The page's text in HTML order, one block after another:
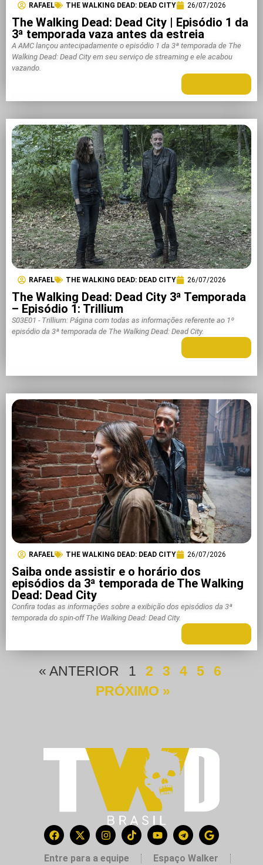
RAFAEL THE WALKING DEAD: DEAD CITY 26/07/2026
The Walking Dead: Dead City | Episódio 1 da
3ª temporada vaza antes da estreia
A AMC lançou antecipadamente o episódio 1 da 3ª temporada de The
Walking Dead: Dead City em seu serviço de streaming e ele acabou
vazando.
RAFAEL THE WALKING DEAD: DEAD CITY 26/07/2026
The Walking Dead: Dead City 3ª Temporada
– Episódio 1: Trillium
S03E01 - Trillium: Página com todas as informações referente ao 1º
episódio da 3ª temporada de The Walking Dead: Dead City.
RAFAEL THE WALKING DEAD: DEAD CITY 26/07/2026
Saiba onde assistir e o horário dos
episódios da 3ª temporada de The Walking
Dead: Dead City
Confira todas as informações sobre a exibição dos episódios da 3ª
temporada do spin-off The Walking Dead: Dead City.
« ANTERIOR 1 2 3 4 5
6
PRÓXIMO »
Entre para a equipe Espaço Walker